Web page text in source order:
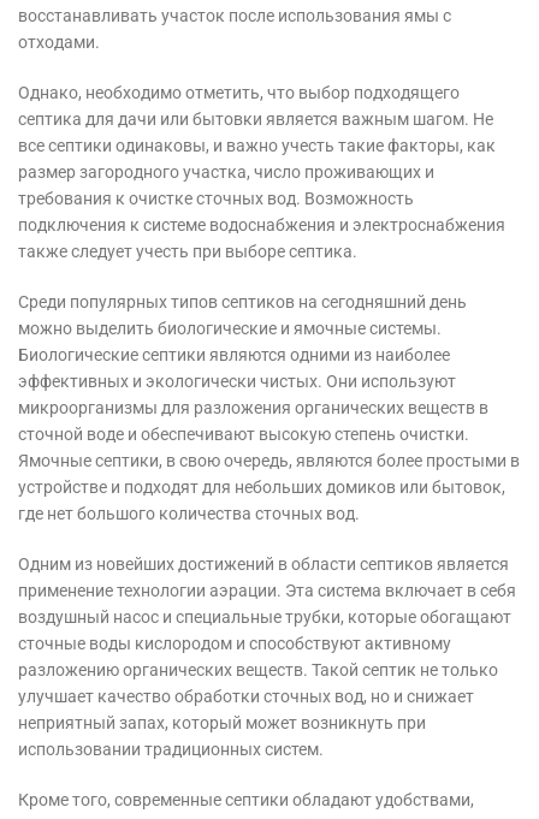
восстанавливать участок после использования ямы с
отходами.
Однако, необходимо отметить, что выбор подходящего
септика для дачи или бытовки является важным шагом. Не
все септики одинаковы, и важно учесть такие факторы, как
размер загородного участка, число проживающих и
требования к очистке сточных вод. Возможность
подключения к системе водоснабжения и электроснабжения
также следует учесть при выборе септика.
Среди популярных типов септиков на сегодняшний день
можно выделить биологические и ямочные системы.
Биологические септики являются одними из наиболее
эффективных и экологически чистых. Они используют
микроорганизмы для разложения органических веществ в
сточной воде и обеспечивают высокую степень очистки.
Ямочные септики, в свою очередь, являются более простыми в
устройстве и подходят для небольших домиков или бытовок,
где нет большого количества сточных вод.
Одним из новейших достижений в области септиков является
применение технологии аэрации. Эта система включает в себя
воздушный насос и специальные трубки, которые обогащают
сточные воды кислородом и способствуют активному
разложению органических веществ. Такой септик не только
улучшает качество обработки сточных вод, но и снижает
неприятный запах, который может возникнуть при
использовании традиционных систем.
Кроме того, современные септики обладают удобствами,